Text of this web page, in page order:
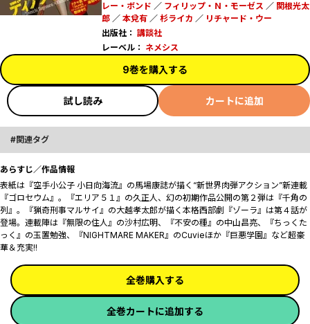
レー・ボンド ／ フィリップ・Ｎ・モーゼス ／ 関根光太
郎／ 本兌有／ 杉ライカ ／ リチャード・ウー
出版社： 講談社
レーベル： ネメシス
9巻を購入する
試し読み カートに追加
関連タグ
あらすじ／作品情報
表紙は『空手小公子 小日向海流』の馬場康誌が描く“新世界肉弾アクション”新連載
『ゴロセウム』。『エリア５１』の久正人、幻の初期作品公開の第２弾は『千角の
列』。『猟奇刑事マルサイ』の大越孝太郎が描く本格西部劇『ゾーラ』は第４話が
登場。連載陣は『無限の住人』の沙村広明、『不安の種』の中山昌亮、『ちっくた
っく』の玉置勉強、『NIGHTMARE MAKER』のCuvieほか『巨悪学園』など超豪
華＆充実!!
全巻購入する
全巻カートに追加する